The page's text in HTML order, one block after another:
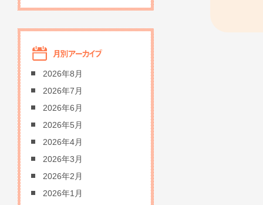
2026年8月
2026年7月
2026年6月
2026年5月
2026年4月
2026年3月
2026年2月
2026年1月